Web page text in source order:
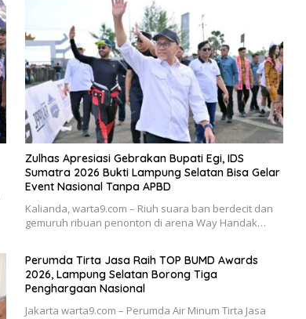
Zulhas Apresiasi Gebrakan Bupati Egi, IDS
Sumatra 2026 Bukti Lampung Selatan Bisa Gelar
Event Nasional Tanpa APBD
Kalianda, warta9.com – Riuh suara ban berdecit dan
gemuruh ribuan penonton di arena Way Handak…
Perumda Tirta Jasa Raih TOP BUMD Awards
2026, Lampung Selatan Borong Tiga
Penghargaan Nasional
Jakarta warta9.com – Perumda Air Minum Tirta Jasa